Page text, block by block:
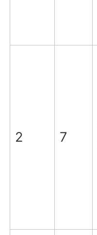
2 7